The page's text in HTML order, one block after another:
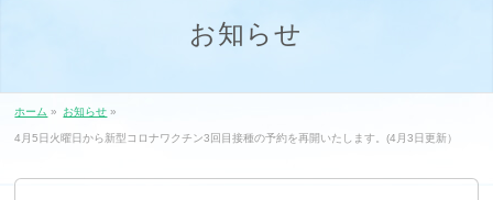
お知らせ
ホーム » お知らせ »
4月5日火曜日から新型コロナワクチン3回目接種の予約を再開いたします。(4月3日更新）